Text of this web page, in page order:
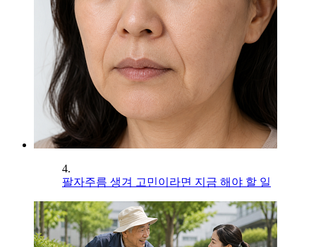
4.
팔자주름 생겨 고민이라면 지금 해야 할 일